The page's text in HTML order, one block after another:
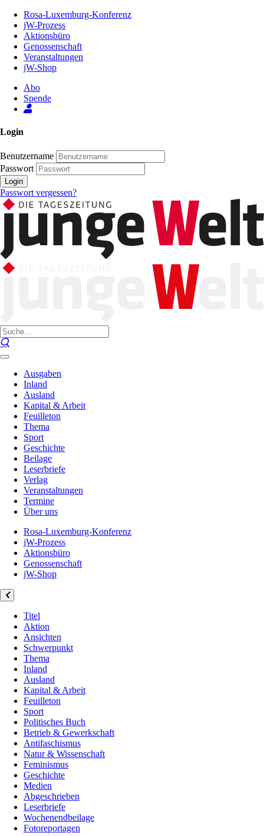
Inhalt
Seite
Rosa-Luxemburg-Konferenz
jW-Prozess
Aktionsbüro
Genossenschaft
Veranstaltungen
jW-Shop
Abo
Spende
Login
Benutzername
Passwort
Login
Passwort vergessen?
Ausgaben
Inland
Ausland
Kapital & Arbeit
Feuilleton
Thema
Sport
Geschichte
Beilage
Leserbriefe
Verlag
Veranstaltungen
Termine
Über uns
Rosa-Luxemburg-Konferenz
jW-Prozess
Aktionsbüro
Genossenschaft
jW-Shop
Titel
Aktion
Ansichten
Schwerpunkt
Thema
Inland
Ausland
Kapital & Arbeit
Feuilleton
Sport
Politisches Buch
Betrieb & Gewerkschaft
Antifaschismus
Natur & Wissenschaft
Feminismus
Geschichte
Medien
Abgeschrieben
Leserbriefe
Wochenendbeilage
Fotoreportagen